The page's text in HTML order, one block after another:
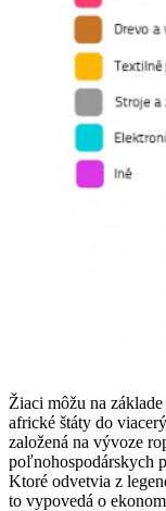
Žiaci môžu na
africké štáty do
založená na vývoze
poľnohospodárskych
Ktoré odvetvia z
to vypovedá o